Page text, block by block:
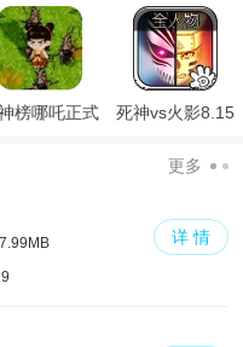
榜哪吒正式
死神vs火影8.15
更多
详 情